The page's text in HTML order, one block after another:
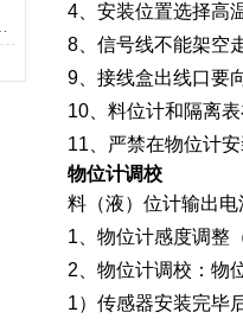
4、安装位置选择高
8、信号线不能架空
9、接线盒出线口要
10、料位计和隔离
11、严禁在物位计
物位计调校
料（液）位计输出
1、物位计感度调整
2、物位计调校：物
1）传感器安装完毕